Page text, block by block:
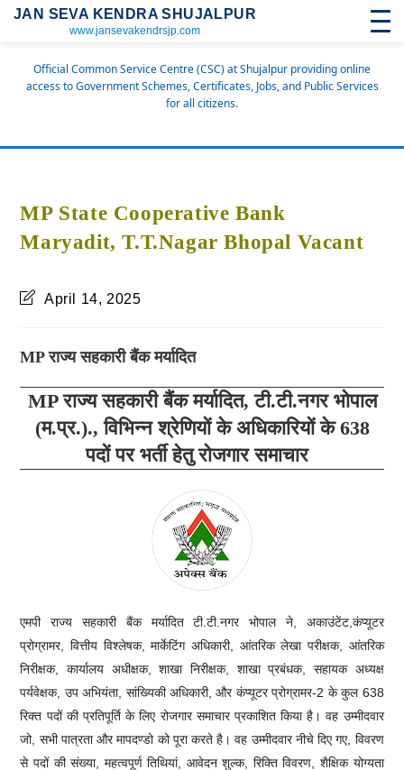
JAN SEVA KENDRA SHUJALPUR
www.jansevakendrsjp.com
Official Common Service Centre (CSC) at Shujalpur providing online
access to Government Schemes, Certificates, Jobs, and Public Services
for all citizens.
MP State Cooperative Bank
Maryadit, T.T.Nagar Bhopal Vacant
April 14, 2025
MP राज्य सहकारी बैंक मर्यादित
MP राज्य सहकारी बैंक मर्यादित, टी.टी.नगर भोपाल
(म.प्र.)., विभिन्न श्रेणियों के अधिकारियों के 638
पदों पर भर्ती हेतु रोजगार समाचार
एमपी राज्य सहकारी बैंक मर्यादित टी.टी.नगर भोपाल ने, अकाउंटेंट,कंप्यूटर
प्रोग्रामर, वित्तीय विश्लेषक, मार्केटिंग अधिकारी, आंतरिक लेखा परीक्षक, आंतरिक
निरीक्षक, कार्यालय अधीक्षक, शाखा निरीक्षक, शाखा प्रबंधक, सहायक अध्यक्ष
पर्यवेक्षक, उप अभियंता, सांख्यिकी अधिकारी, और कंप्यूटर प्रोग्रामर-2 के कुल 638
रिक्त पदों की प्रतिपूर्ति के लिए रोजगार समाचार प्रकाशित किया है। वह उम्मीदवार
जो, सभी पात्रता और मापदण्डो को पूरा करते है। वह उम्मीदवार नीचे दिए गए, विवरण
से पदों की संख्या, महत्वपूर्ण तिथियां, आवेदन शुल्क, रिक्ति विवरण, शैक्षिक योग्यता